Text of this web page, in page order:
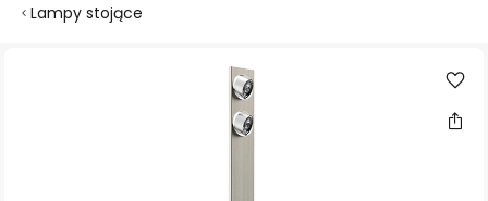
Lampy stojące